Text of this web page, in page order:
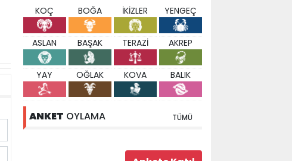
KOÇ BOĞA İKİZLER YENGEÇ
ASLAN BAŞAK TERAZİ AKREP
YAY OĞLAK KOVA BALIK
ANKET OYLAMA TÜMÜ